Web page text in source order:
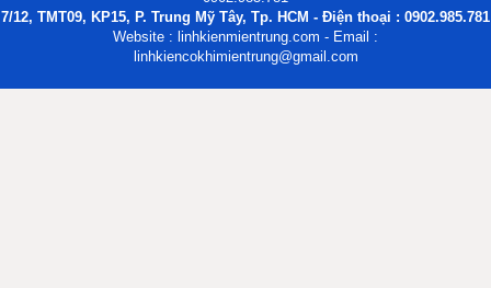
7/12, TMT09, KP15, P. Trung Mỹ Tây, Tp. HCM - Điện thoại : 0902.985.781
Website : linhkienmientrung.com - Email :
linhkiencokhimientrung@gmail.com